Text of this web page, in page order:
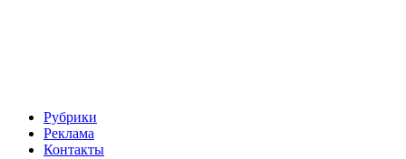
Рубрики
Реклама
Контакты